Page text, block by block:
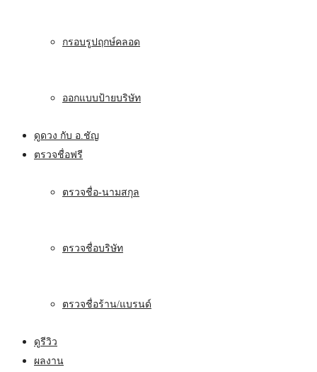
กรอบรูปฤกษ์คลอด
ออกแบบป้ายบริษัท
ดูดวง กับ อ.ชัญ
ตรวจชื่อฟรี
ตรวจชื่อ-นามสกุล
ตรวจชื่อบริษัท
ตรวจชื่อร้าน/แบรนด์
ดูรีวิว
ผลงาน